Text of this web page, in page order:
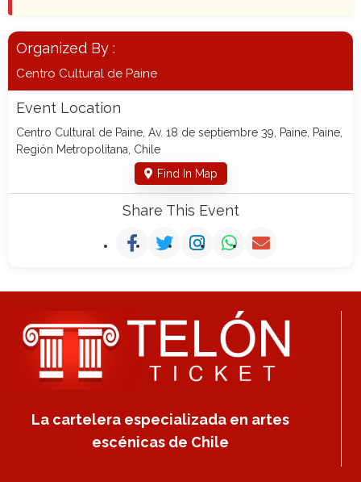
Organized By :
Centro Cultural de Paine
Event Location
Centro Cultural de Paine, Av. 18 de septiembre 39, Paine, Paine,
Región Metropolitana, Chile
Find In Map
Share This Event
La cartelera especializada en artes
escénicas de Chile